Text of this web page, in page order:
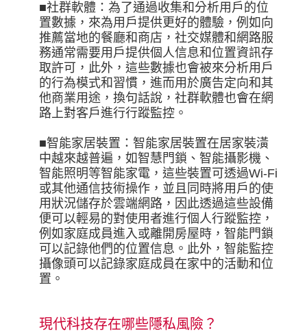
■社群軟體：為了通過收集和分析用戶的位
置數據，來為用戶提供更好的體驗，例如向
推薦當地的餐廳和商店，社交媒體和網路服
務通常需要用戶提供個人信息和位置資訊存
取許可，此外，這些數據也會被來分析用戶
的行為模式和習慣，進而用於廣告定向和其
他商業用途，換句話說，社群軟體也會在網
路上對客戶進行行蹤監控。
■智能家居裝置：智能家居裝置在居家裝潢
中越來越普遍，如智慧門鎖、智能攝影機、
智能照明等智能家電，這些裝置可透過Wi-Fi
或其他通信技術操作，並且同時將用戶的使
用狀況儲存於雲端網路，因此透過這些設備
便可以輕易的對使用者進行個人行蹤監控，
例如家庭成員進入或離開房屋時，智能門鎖
可以記錄他們的位置信息。此外，智能監控
攝像頭可以記錄家庭成員在家中的活動和位
置。
現代科技存在哪些隱私風險？